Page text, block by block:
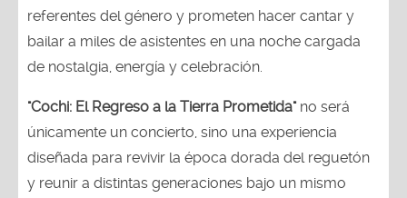
referentes del género y prometen hacer cantar y
bailar a miles de asistentes en una noche cargada
de nostalgia, energía y celebración.
"Cochi: El Regreso a la Tierra Prometida" no será
únicamente un concierto, sino una experiencia
diseñada para revivir la época dorada del reguetón
y reunir a distintas generaciones bajo un mismo